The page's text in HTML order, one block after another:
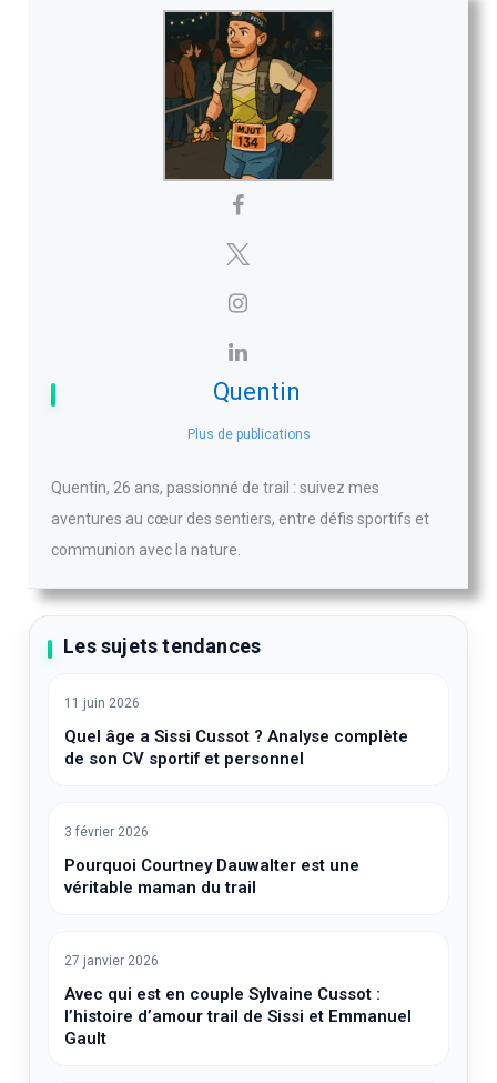
Quentin
Plus de publications
Quentin, 26 ans, passionné de trail : suivez mes
aventures au cœur des sentiers, entre défis sportifs et
communion avec la nature.
Les sujets tendances
11 juin 2026
Quel âge a Sissi Cussot ? Analyse complète
de son CV sportif et personnel
3 février 2026
Pourquoi Courtney Dauwalter est une
véritable maman du trail
27 janvier 2026
Avec qui est en couple Sylvaine Cussot :
l’histoire d’amour trail de Sissi et Emmanuel
Gault